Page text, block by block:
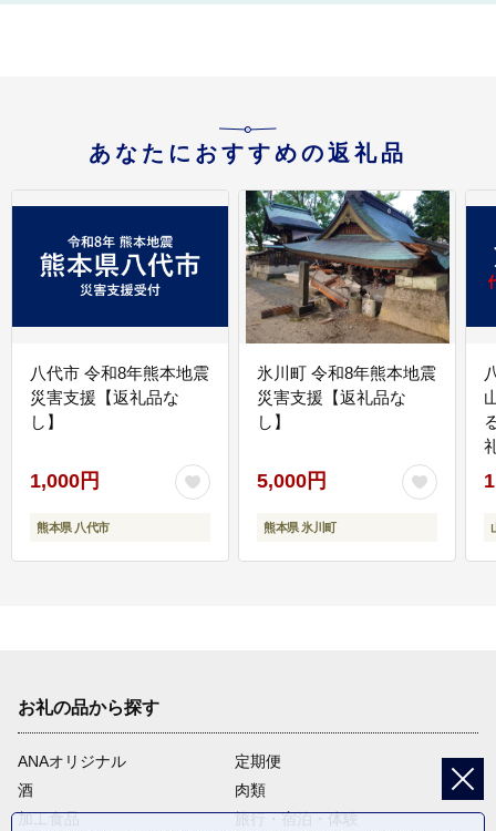
あなたにおすすめの返礼品
八代市 令和8年熊本地震
災害支援【返礼品な
し】
1,000円
熊本県 八代市
氷川町 令和8年熊本地震
災害支援【返礼品な
し】
5,000円
熊本県 氷川町
お礼の品から探す
ANAオリジナル
定期便
酒
肉類
加工食品
旅行・宿泊・体験